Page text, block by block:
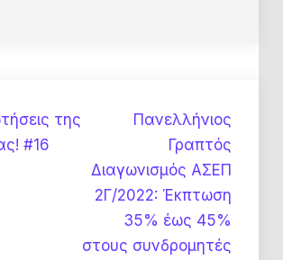
της
#16
Πανελλήνιος
Γραπτός
Διαγωνισμός ΑΣΕΠ
2Γ/2022: Έκπτωση
35% έως 45%
στους συνδρομητές